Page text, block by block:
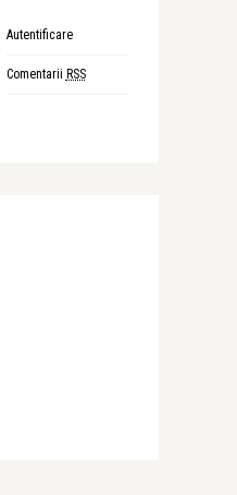
Autentificare
Comentarii RSS